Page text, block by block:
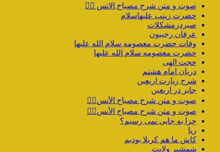
صوت و متن شرح مصباح الانس ۵️⃣
حضرت زینب علیهاسلام
صبردرمشکلات
عرفان رجبیون
وفات حضرت معصومه سلام الله علیها
حضرت معصومه سلام الله علیها
حجت الهی
دربان امام هشتم
شرح زیارت اربعین
جابر در اربعین
صوت و متن شرح مصباح الأنس۴️⃣
صوت و متن شرح مصباح الأنس۳️⃣
چرا به جایی نمی رسیم؟
ریا
کاش ما هم کربلا بودیم
شمشیر ولایت